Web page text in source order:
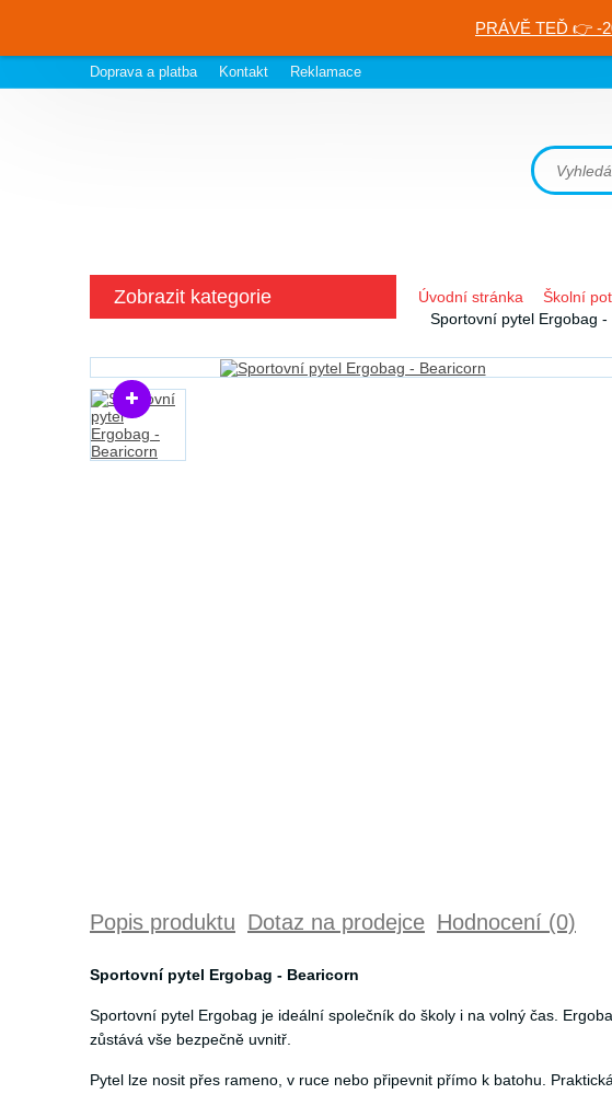
PRÁVĚ TEĎ 👉 -
Doprava a platba Kontakt Reklamace
Zobrazit kategorie Úvodní stránka Školní
Sportovní pytel Ergobag -
Popis produktu Dotaz na prodejce Hodnocení (0)
Sportovní pytel Ergobag - Bearicorn
Sportovní pytel Ergobag je ideální společník do školy i na volný čas.
zůstává vše bezpečně uvnitř.
Pytel lze nosit přes rameno, v ruce nebo připevnit přímo k batohu.